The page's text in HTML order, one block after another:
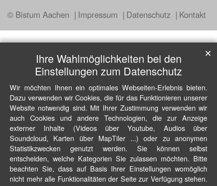
© Bistum Aachen Impressum Datenschutz Kontakt
Ihre Wahlmöglichkeiten bei den
Einstellungen zum Datenschutz
Wir möchten Ihnen ein optimales Webseiten-Erlebnis bieten.
Dazu verwenden wir Cookies, die für das Funktionieren unserer
Website notwendig sind. Mit Ihrer Zustimmung verwenden wir
auch Cookies und andere Technologien, die zur Anzeige
externer Inhalte (Videos über Youtube, Audios über
Soundcloud, Karten über MapTiler ...) oder zu anonymen
Statistikzwecken genutzt werden. Sie können selbst
entscheiden, welche Kategorien Sie zulassen möchten. Bitte
beachten Sie, dass auf Basis Ihrer Einstellungen womöglich
nicht mehr alle Funktionalitäten der Seite zur Verfügung stehen.
✕